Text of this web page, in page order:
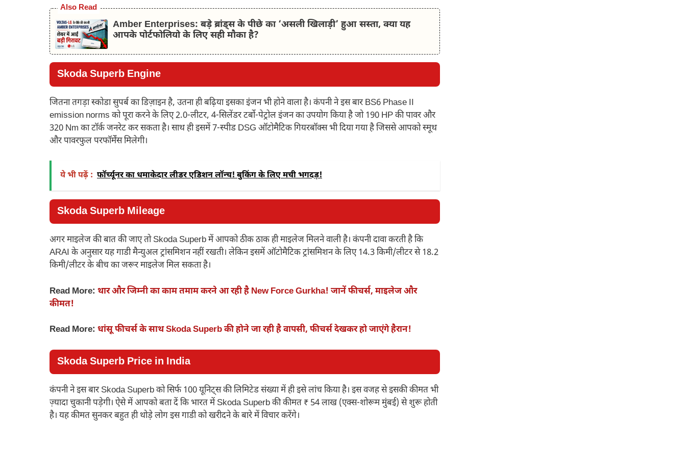
Also Read
Amber Enterprises: बड़े ब्रांड्स के पीछे का ‘असली खिलाड़ी’ हुआ सस्ता, क्या यह
आपके पोर्टफोलियो के लिए सही मौका है?
Skoda Superb Engine
जितना तगड़ा स्कोडा सुपर्ब का डिज़ाइन है, उतना ही बढ़िया इसका इंजन भी होने वाला है। कंपनी ने इस बार BS6 Phase II
emission norms को पूरा करने के लिए 2.0-लीटर, 4-सिलेंडर टर्बो-पेट्रोल इंजन का उपयोग किया है जो 190 HP की पावर और
320 Nm का टॉर्क जनरेट कर सकता है। साथ ही इसमें 7-स्पीड DSG ऑटोमैटिक गियरबॉक्स भी दिया गया है जिससे आपको स्मूथ
और पावरफुल परफॉर्मेंस मिलेगी।
ये भी पढ़ें : फॉर्च्यूनर का धमाकेदार लीडर एडिशन लॉन्च! बुकिंग के लिए मची भगदड़!
Skoda Superb Mileage
अगर माइलेज की बात की जाए तो Skoda Superb में आपको ठीक ठाक ही माइलेज मिलने वाली है। कंपनी दावा करती है कि
ARAI के अनुसार यह गाडी मैन्युअल ट्रांसमिशन नहीं रखती। लेकिन इसमें ऑटोमैटिक ट्रांसमिशन के लिए 14.3 किमी/लीटर से 18.2
किमी/लीटर के बीच का जरूर माइलेज मिल सकता है।
Read More: थार और जिम्नी का काम तमाम करने आ रही है New Force Gurkha! जानें फीचर्स, माइलेज और
कीमत!
Read More: धांसू फीचर्स के साथ Skoda Superb की होने जा रही है वापसी, फीचर्स देखकर हो जाएंगे हैरान!
Skoda Superb Price in India
कंपनी ने इस बार Skoda Superb को सिर्फ 100 यूनिट्स की लिमिटेड संख्या में ही इसे लांच किया है। इस वजह से इसकी कीमत भी
ज़्यादा चुकानी पड़ेगी। ऐसे में आपको बता दें कि भारत में Skoda Superb की कीमत ₹ 54 लाख (एक्स-शोरूम मुंबई) से शुरू होती
है। यह कीमत सुनकर बहुत ही थोड़े लोग इस गाडी को खरीदने के बारे में विचार करेंगे।